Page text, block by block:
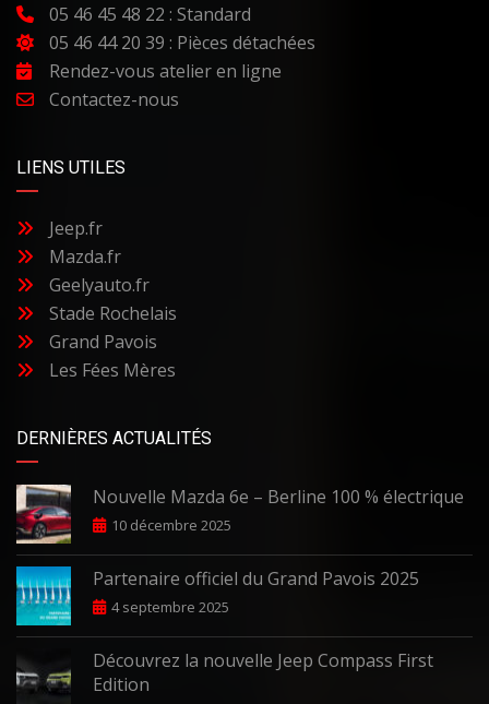
05 46 45 48 22 : Standard
05 46 44 20 39 : Pièces détachées
Rendez-vous atelier en ligne
Contactez-nous
LIENS UTILES
Jeep.fr
Mazda.fr
Geelyauto.fr
Stade Rochelais
Grand Pavois
Les Fées Mères
DERNIÈRES ACTUALITÉS
Nouvelle Mazda 6e – Berline 100 % électrique
10 décembre 2025
Partenaire officiel du Grand Pavois 2025
4 septembre 2025
Découvrez la nouvelle Jeep Compass First
Edition